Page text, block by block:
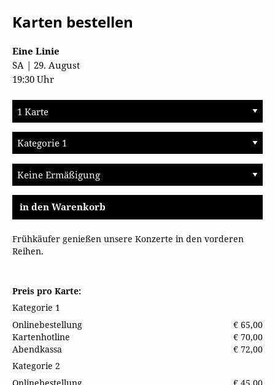
Karten bestellen
Eine Linie
SA | 29. August
19:30 Uhr
in den Warenkorb
Frühkäufer genießen unsere Konzerte in den vorderen
Reihen.
Preis pro Karte:
Kategorie 1
Onlinebestellung
€ 65,00
Kartenhotline
€ 70,00
Abendkassa
€ 72,00
Kategorie 2